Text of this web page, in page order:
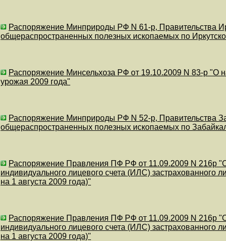
Распоряжение Минприроды РФ N 61-р, Правительства
общераспространенных полезных ископаемых по
Распоряжение Минсельхоза РФ от 19.10.2009 N 83-р "О
урожая 2009 года"
Распоряжение Минприроды РФ N 52-р, Правительства
общераспространенных полезных ископаемых по
Распоряжение Правления ПФ РФ от 11.09.2009 N 216р
индивидуального лицевого счета (ИЛС) застрахованного
на 1 августа 2009 года)"
Распоряжение Правления ПФ РФ от 11.09.2009 N 216р
индивидуального лицевого счета (ИЛС) застрахованного
на 1 августа 2009 года)"